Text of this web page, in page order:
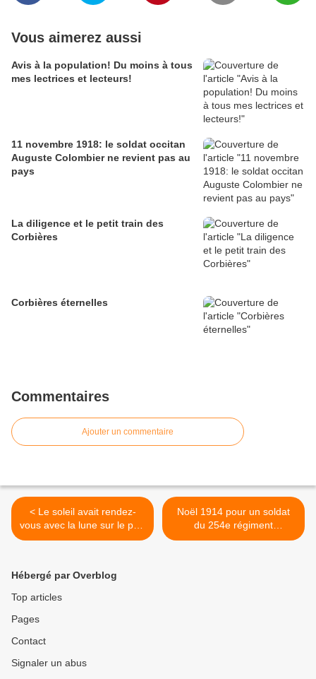
Vous aimerez aussi
Avis à la population! Du moins à tous
mes lectrices et lecteurs!
11 novembre 1918: le soldat occitan
Auguste Colombier ne revient pas au
pays
La diligence et le petit train des
Corbières
Corbières éternelles
Commentaires
Ajouter un commentaire
< Le soleil avait rendez-
vous avec la lune sur le port
de la Nouvelle
Noël 1914 pour un soldat
du 254e régiment
d'infanterie, facteur à
Hébergé par Overblog
Top articles
Pages
Contact
Signaler un abus